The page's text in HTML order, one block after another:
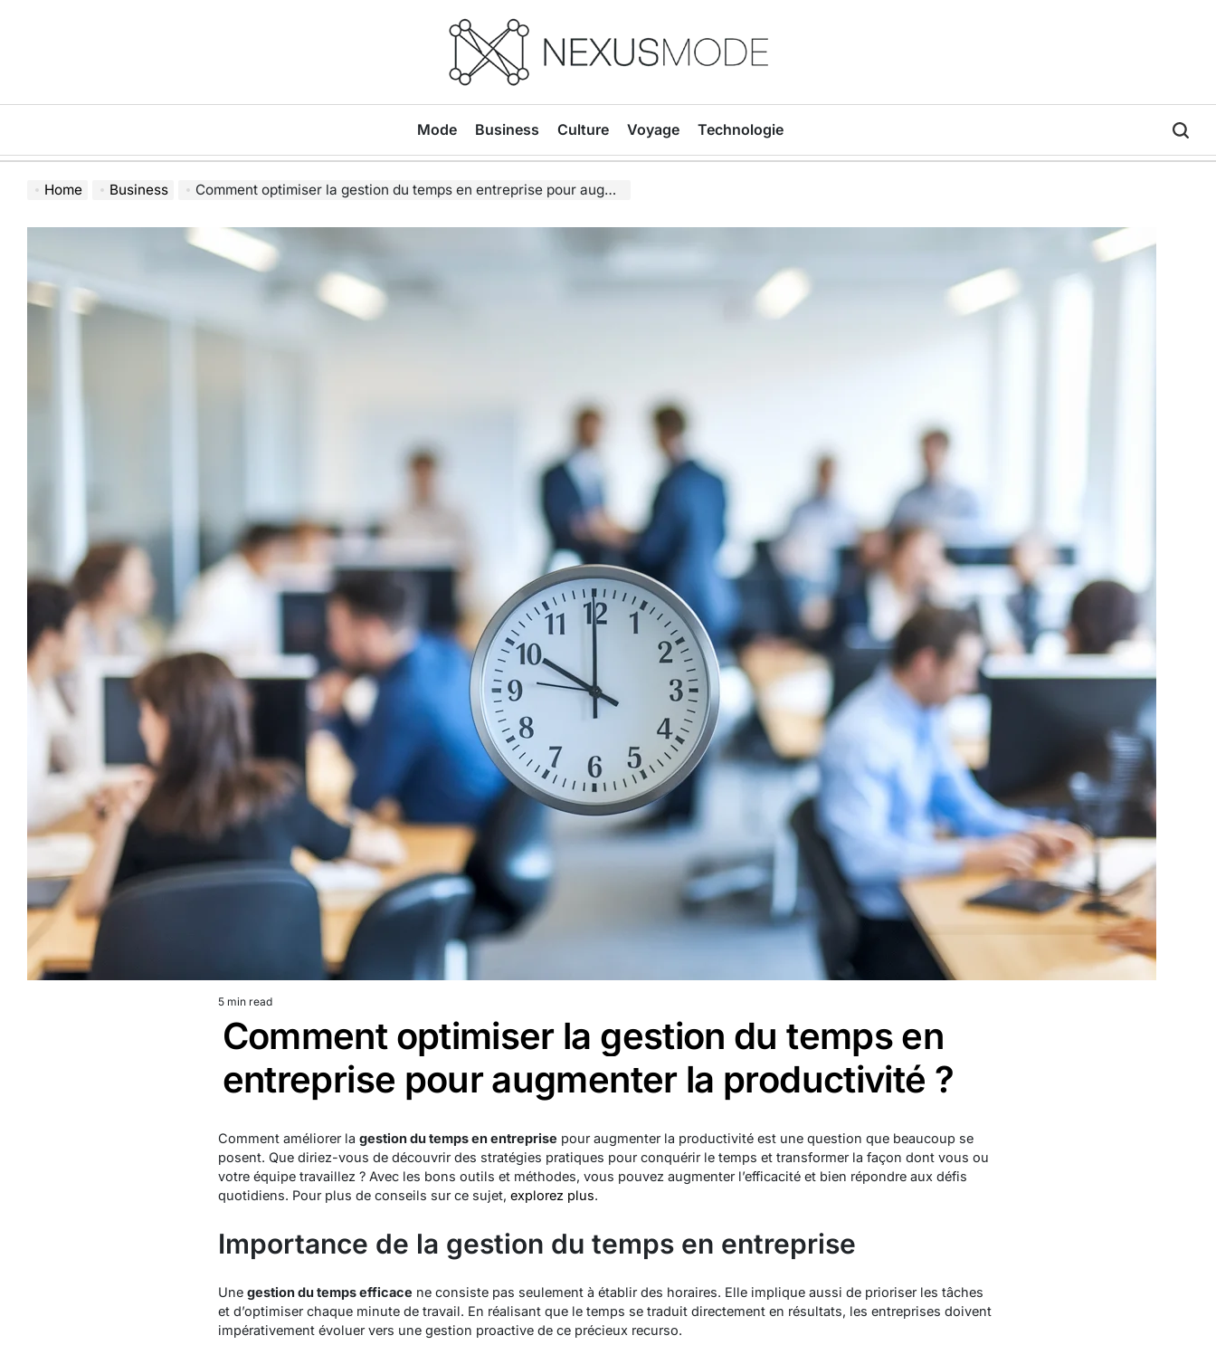
Nexusmode
Mode Business Culture Voyage Technologie
Home Business Comment optimiser la gestion du temps en entreprise pour augmenter la productivité ?
Estimated
read
time
5 min read
Comment optimiser la gestion du temps en
entreprise pour augmenter la productivité ?
Comment améliorer la gestion du temps en entreprise pour augmenter la productivité est une question que beaucoup se
posent. Que diriez-vous de découvrir des stratégies pratiques pour conquérir le temps et transformer la façon dont vous ou
votre équipe travaillez ? Avec les bons outils et méthodes, vous pouvez augmenter l’efficacité et bien répondre aux défis
quotidiens. Pour plus de conseils sur ce sujet, explorez plus.
Importance de la gestion du temps en entreprise
Une gestion du temps efficace ne consiste pas seulement à établir des horaires. Elle implique aussi de prioriser les tâches
et d’optimiser chaque minute de travail. En réalisant que le temps se traduit directement en résultats, les entreprises doivent
impérativement évoluer vers une gestion proactive de ce précieux recurso.